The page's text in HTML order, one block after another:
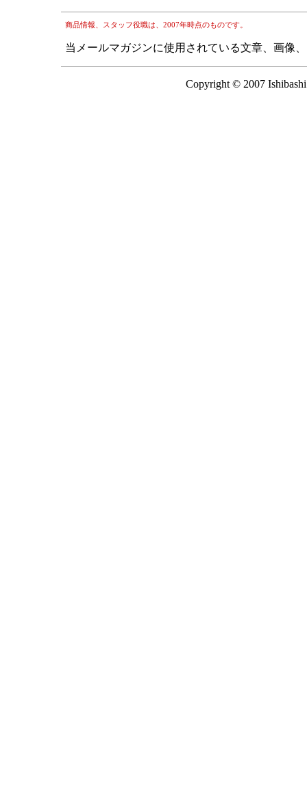
商品情報、スタッフ役職は、2007年時点のものです。
当メールマガジンに使用されている文章、画像
Copyright © 2007